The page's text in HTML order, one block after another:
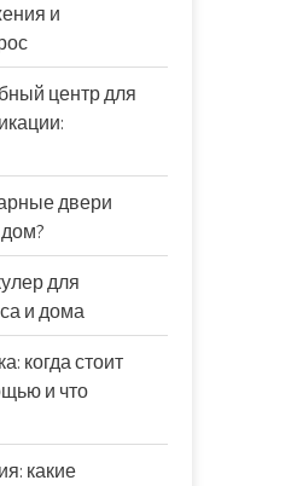
и
центр для
двери
для
и дома
когда стоит
и что
какие